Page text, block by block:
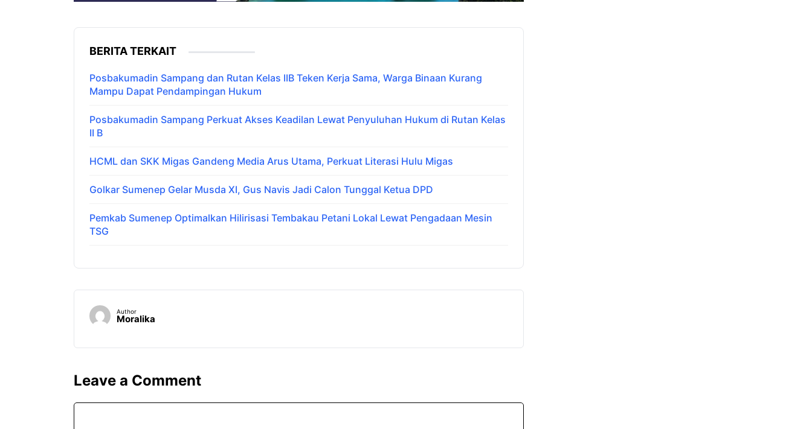
BERITA TERKAIT
Posbakumadin Sampang dan Rutan Kelas IIB Teken Kerja Sama, Warga Binaan Kurang
Mampu Dapat Pendampingan Hukum
Posbakumadin Sampang Perkuat Akses Keadilan Lewat Penyuluhan Hukum di Rutan Kelas
II B
HCML dan SKK Migas Gandeng Media Arus Utama, Perkuat Literasi Hulu Migas
Golkar Sumenep Gelar Musda XI, Gus Navis Jadi Calon Tunggal Ketua DPD
Pemkab Sumenep Optimalkan Hilirisasi Tembakau Petani Lokal Lewat Pengadaan Mesin
TSG
Author
Moralika
Leave a Comment